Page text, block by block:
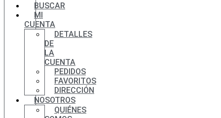
BUSCAR
MI
CUENTA
DETALLES
DE
LA
CUENTA
PEDIDOS
FAVORITOS
DIRECCIÓN
NOSOTROS
QUIÉNES